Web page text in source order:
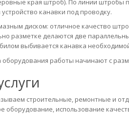
края штроб). По линии штробы
канавки под проводку.
диском: отличное качество
разметке делаются две
выбивается канавка
работы начинают с
строительные, ремонтные и
оборудование, использование